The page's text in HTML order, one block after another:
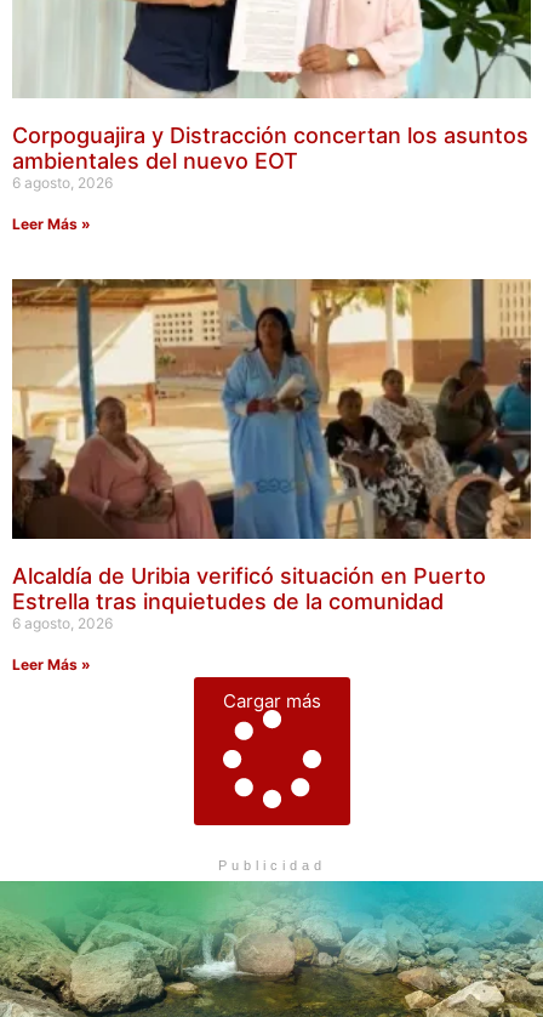
Corpoguajira y Distracción concertan los asuntos
ambientales del nuevo EOT
6 agosto, 2026
Leer Más »
Alcaldía de Uribia verificó situación en Puerto
Estrella tras inquietudes de la comunidad
6 agosto, 2026
Leer Más »
Cargar más
Publicidad